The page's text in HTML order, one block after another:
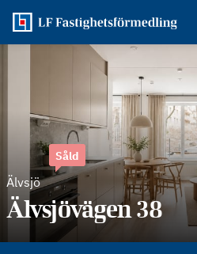
Älvsjö
Såld
Älvsjövägen 38